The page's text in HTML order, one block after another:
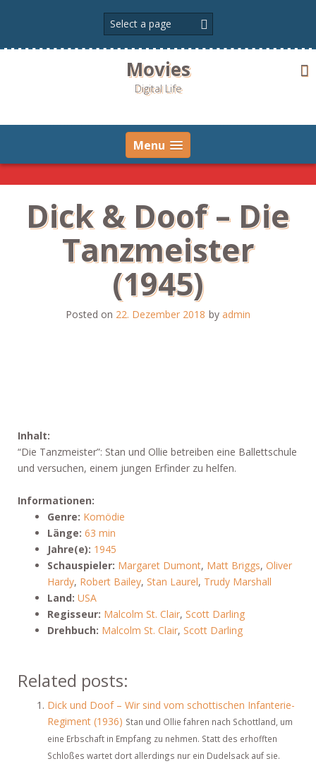
Movies
Digital Life
Menu
Dick & Doof – Die
Tanzmeister
(1945)
Posted on 22. Dezember 2018 by admin
Inhalt:
“Die Tanzmeister”: Stan und Ollie betreiben eine Ballettschule
und versuchen, einem jungen Erfinder zu helfen.
Informationen:
Genre: Komödie
Länge: 63 min
Jahre(e): 1945
Schauspieler: Margaret Dumont, Matt Briggs, Oliver
Hardy, Robert Bailey, Stan Laurel, Trudy Marshall
Land: USA
Regisseur: Malcolm St. Clair, Scott Darling
Drehbuch: Malcolm St. Clair, Scott Darling
Related posts:
Dick und Doof – Wir sind vom schottischen Infanterie-
Regiment (1936) Stan und Ollie fahren nach Schottland, um
eine Erbschaft in Empfang zu nehmen. Statt des erhofften
Schloßes wartet dort allerdings nur ein Dudelsack auf sie.